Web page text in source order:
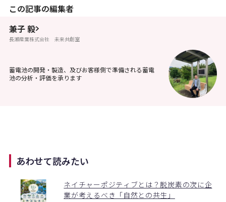
この記事の編集者
兼子 毅
長瀬産業株式会社 未来共創室
蓄電池の開発・製造、及びお客様側で準備される蓄電
池の分析・評価を承ります
あわせて読みたい
ネイチャーポジティブとは？脱炭素の次に企
業が考えるべき「自然との共生」